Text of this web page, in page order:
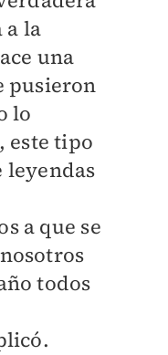
a la
una
pusieron
lo
este tipo
leyendas
a que se
todos